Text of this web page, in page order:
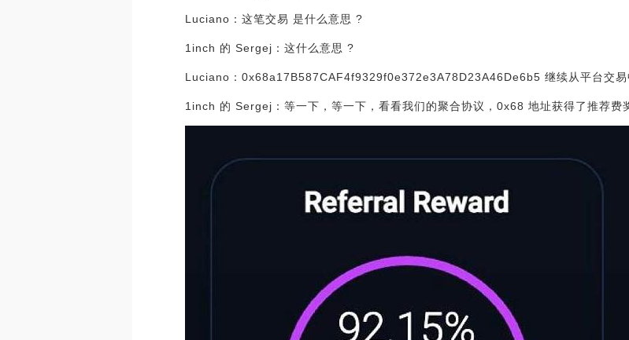
Luciano：这笔交易 是什么意思 ?
1inch 的 Sergej：这什么意思 ?
Luciano：0x68a17B587CAF4f9329f0e372e3A78D23A46De6b5 继续从平台交易
1inch 的 Sergej：等一下，等一下，看看我们的聚合协议，0x68 地址获得了推荐费